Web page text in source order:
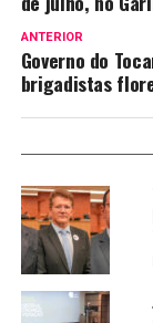
ANTERIOR
Governo do
brigadistas